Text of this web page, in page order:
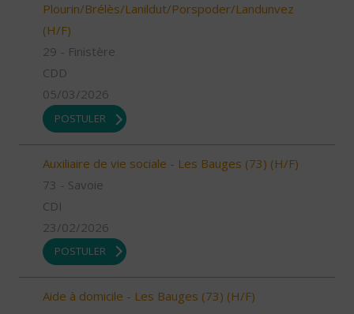
Plourin/Brélès/Lanildut/Porspoder/Landunvez
(H/F)
29 - Finistère
CDD
05/03/2026
POSTULER
Auxiliaire de vie sociale - Les Bauges (73) (H/F)
73 - Savoie
CDI
23/02/2026
POSTULER
Aide à domicile - Les Bauges (73) (H/F)